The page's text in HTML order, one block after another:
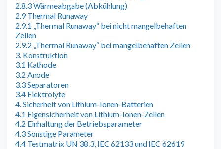
2.8.3 Wärmeabgabe (Abkühlung)
2.9 Thermal Runaway
2.9.1 „Thermal Runaway“ bei nicht mangelbehaften
Zellen
2.9.2 „Thermal Runaway“ bei mangelbehaften Zellen
3. Konstruktion
3.1 Kathode
3.2 Anode
3.3 Separatoren
3.4 Elektrolyte
4. Sicherheit von Lithium-Ionen-Batterien
4.1 Eigensicherheit von Lithium-Ionen-Zellen
4.2 Einhaltung der Betriebsparameter
4.3 Sonstige Parameter
4.4 Testmatrix UN 38.3, IEC 62133 und IEC 62619